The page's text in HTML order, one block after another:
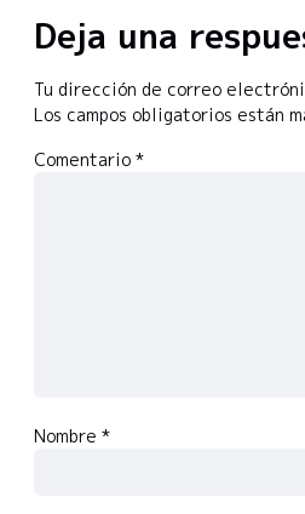
Deja una
Tu dirección de correo
Los campos obligatorios están
Comentario *
Nombre *